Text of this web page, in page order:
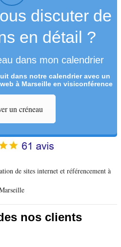
discuter de
en détail ?
dans mon calendrier
dans notre calendrier avec un
à Marseille en visiconférence
un créneau
de sites internet et référencement à
nos clients